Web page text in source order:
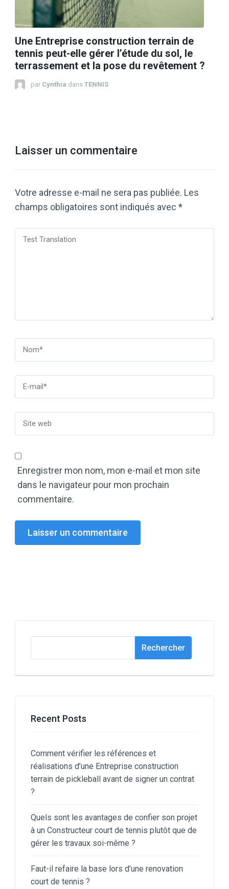
Une Entreprise construction terrain de
tennis peut-elle gérer l’étude du sol, le
terrassement et la pose du revêtement ?
par Cynthia dans TENNIS
Laisser un commentaire
Votre adresse e-mail ne sera pas publiée. Les
champs obligatoires sont indiqués avec *
Enregistrer mon nom, mon e-mail et mon site
dans le navigateur pour mon prochain
commentaire.
Rechercher
Recent Posts
Comment vérifier les références et
réalisations d’une Entreprise construction
terrain de pickleball avant de signer un contrat
?
Quels sont les avantages de confier son projet
à un Constructeur court de tennis plutôt que de
gérer les travaux soi-même ?
Faut-il refaire la base lors d’une renovation
court de tennis ?